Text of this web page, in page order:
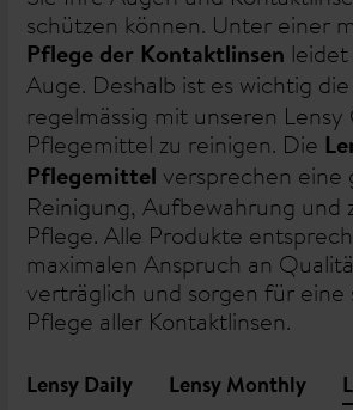
schützen können. Unter einer
Pflege der Kontaktlinsen
Auge. Deshalb ist es wichtig die
regelmässig mit unseren Lensy
Pflegemittel zu reinigen. Die
Pflegemittel versprechen eine
Reinigung, Aufbewahrung und
Pflege. Alle Produkte
maximalen Anspruch an
verträglich und sorgen für eine
Pflege aller Kontaktlinsen.
Lensy Daily Lensy Monthly